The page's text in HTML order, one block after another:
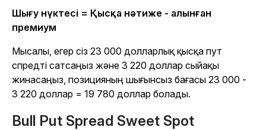
Шығу нүктесі = Қысқа нәтиже - алынған
премиум
Мысалы, егер сіз 23 000 долларлық қысқа пут
спредті сатсаңыз және 3 220 доллар сыйақы
жинасаңыз, позицияның шығынсыз бағасы 23 000 -
3 220 доллар = 19 780 доллар болады.
Bull Put Spread Sweet Spot